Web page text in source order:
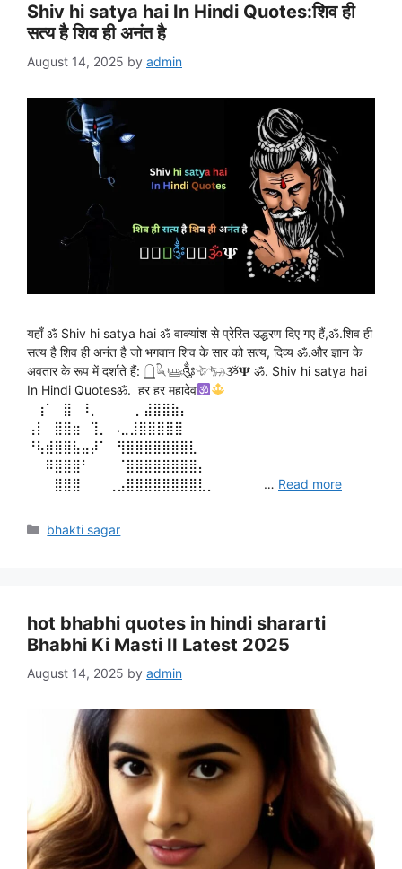
Shiv hi satya hai In Hindi Quotes:शिव ही
सत्य है शिव ही अनंत है
August 14, 2025 by admin
यहाँ ॐ Shiv hi satya hai ॐ वाक्यांश से प्रेरित उद्धरण दिए गए हैं,ॐ.शिव ही
सत्य है शिव ही अनंत है जो भगवान शिव के सार को सत्य, दिव्य ॐ.और ज्ञान के
अवतार के रूप में दर्शाते हैं: 𓉸𓆗𓊞༂𓄀𓃓ૐ𝚿 ॐ. Shiv hi satya hai
In Hindi Quotesॐ. हर हर महादेव
⠀⢰⠁⠀⣿⠀⠸⡀⠀⠀⠀⠀⡀⣼⣿⣿⣷⡄⠀⠀⠀⠀⠀⠀⠀⠀
⢠⡇⠀⣿⣿⣶⠀⢹⡀⠀.⣀⣸⣿⣿⣿⣿⣿⠀⠀⠀⠀⠀⠀⠀⠀
⠘⢧⣾⣿⣿⣧⣤⡼⠁⠀⢻⣿⣿⣿⣿⣿⣿⣿⣇⠀⠀⠀⠀⠀⠀⠀
⠀⠀⠿⣿⣿⣿⠃⠀⠀⠀⠈⣿⣿⣿⣿⣿⣿⣿⣿⡄⠀⠀⠀⠀⠀⠀
⠀⠀⠀⣿⣿⣿⠀⠀⠀⢀⣠⣿⣿⣿⣿⣿⣿⣿⣿⣇⡀⠀⠀⠀⠀⠀ … Read more
Categories
bhakti sagar
hot bhabhi quotes in hindi shararti
Bhabhi Ki Masti II Latest 2025
August 14, 2025 by admin